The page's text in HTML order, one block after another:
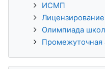
ИСМП
Лицензирование
Олимпиада
Промежуточная